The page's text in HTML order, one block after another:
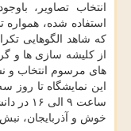
انتخاب تصاویر،
استفاده شده،
كه شاهد الگوهایی
از كلیشه سازی ها و
های مرسوم انتخاب و
ساعت ۹
خوش و آذربایجان،